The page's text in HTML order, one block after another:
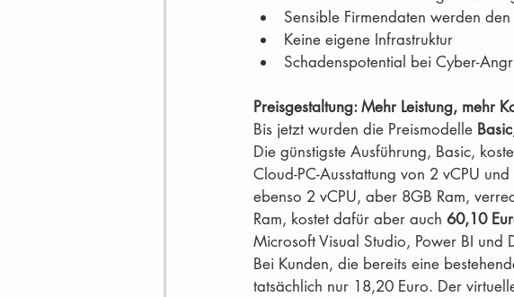
Sensible Firmendaten werden
Keine eigene Infrastruktur
Schadenspotential bei Cyber-
Preisgestaltung: Mehr Leistung, mehr
Bis jetzt wurden die Preismodelle Basic
Die günstigste Ausführung, Basic,
Cloud-PC-Ausstattung von 2 vCPU
ebenso 2 vCPU, aber 8GB Ram,
Ram, kostet dafür aber auch 60,10
Microsoft Visual Studio, Power BI und
Bei Kunden, die bereits eine
tatsächlich nur 18,20 Euro. Der